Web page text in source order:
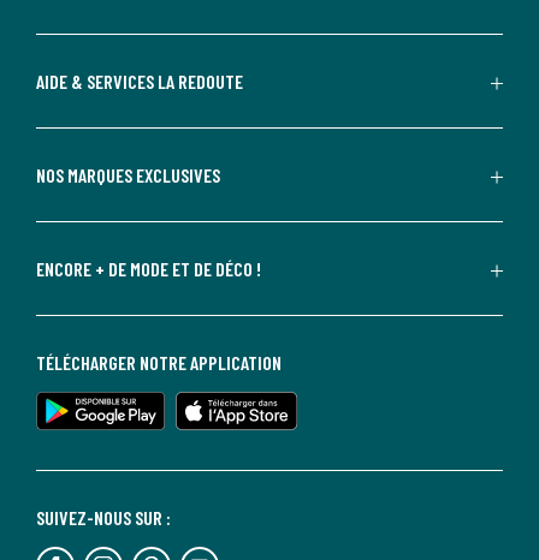
AIDE & SERVICES LA REDOUTE
NOS MARQUES EXCLUSIVES
ENCORE + DE MODE ET DE DÉCO !
SUIVEZ-NOUS SUR :
TÉLÉCHARGER NOTRE APPLICATION